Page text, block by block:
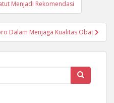
Menjadi Rekomendasi
Dalam Menjaga Kualitas Obat